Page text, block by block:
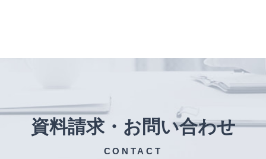
資料請求・お問い合わせ
CONTACT